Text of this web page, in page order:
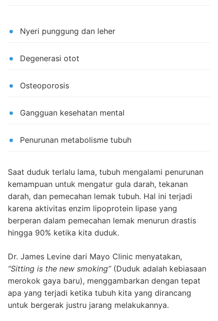
Nyeri punggung dan leher
Degenerasi otot
Osteoporosis
Gangguan kesehatan mental
Penurunan metabolisme tubuh
Saat duduk terlalu lama, tubuh mengalami penurunan
kemampuan untuk mengatur gula darah, tekanan
darah, dan pemecahan lemak tubuh. Hal ini terjadi
karena aktivitas enzim lipoprotein lipase yang
berperan dalam pemecahan lemak menurun drastis
hingga 90% ketika kita duduk.
Dr. James Levine dari Mayo Clinic menyatakan,
“Sitting is the new smoking”(Duduk adalah kebiasaan
merokok gaya baru), menggambarkan dengan tepat
apa yang terjadi ketika tubuh kita yang dirancang
untuk bergerak justru jarang melakukannya.